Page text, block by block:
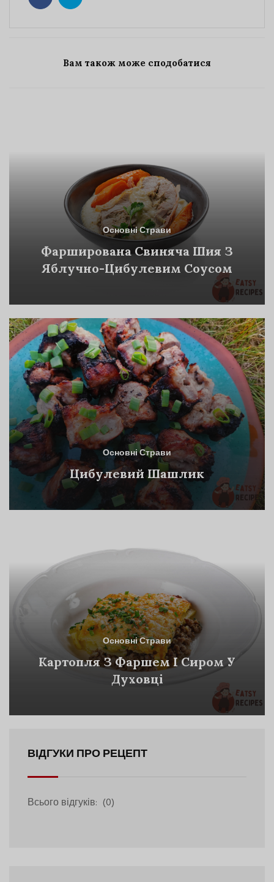
Вам також може сподобатися
Основні Страви
Фарширована Свиняча Шия З
Яблучно-Цибулевим Соусом
Основні Страви
Цибулевий Шашлик
Основні Страви
Картопля З Фаршем І Сиром У
Духовці
ВІДГУКИ ПРО РЕЦЕПТ
Всього відгуків: (0)